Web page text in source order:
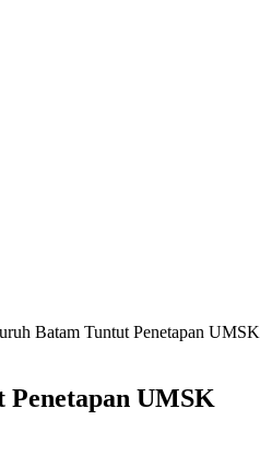
Batam Tuntut Penetapan UMSK
Penetapan UMSK